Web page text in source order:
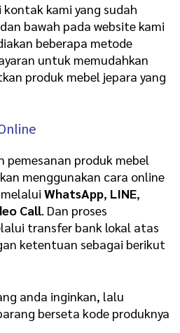
kami yang sudah
bawah pada website kami
beberapa metode
untuk memudahkan
produk mebel jepara yang
pemesanan produk mebel
menggunakan cara online
WhatsApp, LINE,
Call. Dan proses
transfer bank lokal atas
ketentuan sebagai berikut
anda inginkan, lalu
berseta kode produknya